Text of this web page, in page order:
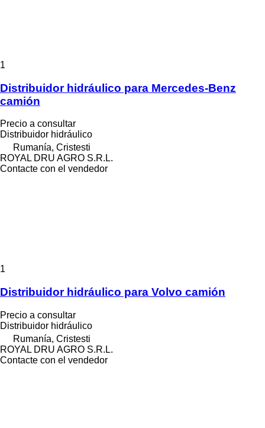
1
Distribuidor hidráulico para Mercedes-Benz
camión
Precio a consultar
Distribuidor hidráulico
Rumanía, Cristesti
ROYAL DRU AGRO S.R.L.
Contacte con el vendedor
1
Distribuidor hidráulico para Volvo camión
Precio a consultar
Distribuidor hidráulico
Rumanía, Cristesti
ROYAL DRU AGRO S.R.L.
Contacte con el vendedor